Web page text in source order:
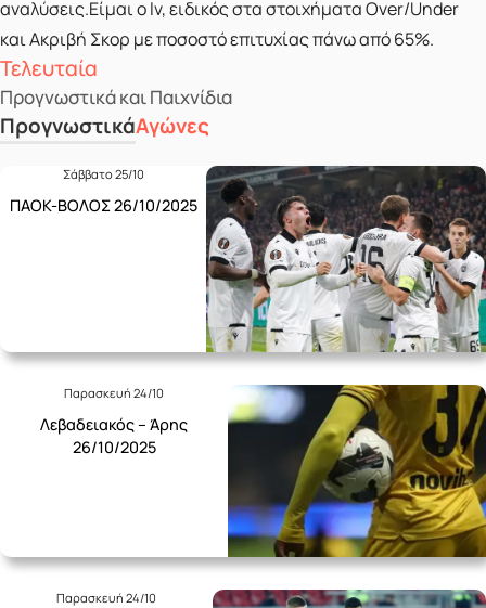
Τελευταία
Προγνωστικά και Παιχνίδια
ΠρογνωστικάΑγώνες
Σάββατο 25/10
ΠΑΟΚ-ΒΟΛΟΣ 26/10/2025
Παρασκευή 24/10
Λεβαδειακός – Άρης
26/10/2025
Παρασκευή 24/10
αναλύσεις.Είμαι ο lv, ειδικός στα στοιχήματα Over/Under
και Ακριβή Σκορ με ποσοστό επιτυχίας πάνω από 65%.